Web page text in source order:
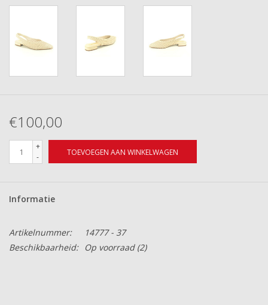
€100,00
+
-
TOEVOEGEN AAN WINKELWAGEN
Informatie
Artikelnummer:
14777 - 37
Beschikbaarheid:
Op voorraad(2)